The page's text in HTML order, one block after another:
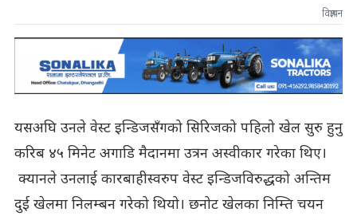
विज्ञापन
यसअघि उनले वेस्ट इन्डिजसँगको सिरिजको पहिलो खेल सुरु हुनु
करिब ४५ मिनेट अगाडि मैदानमा उत्रन अस्वीकार गरेका थिए।
क्यानले उनलाई कारबाहीस्वरुप वेस्ट इन्डिजविरुद्धको अन्तिम
दुई खेलमा निलम्बन गरेको थियो। छनोट खेलका निम्ति चयन